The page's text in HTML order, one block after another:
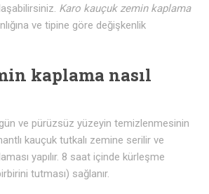
Karo kauçuk zemin kaplama
ve tipine göre değişkenlik
kaplama nasıl
ve pürüzsüz yüzeyin temizlenmesinin
kauçuk tutkalı zemine serilir ve
yapılır. 8 saat içinde kürleşme
tutması) sağlanır.